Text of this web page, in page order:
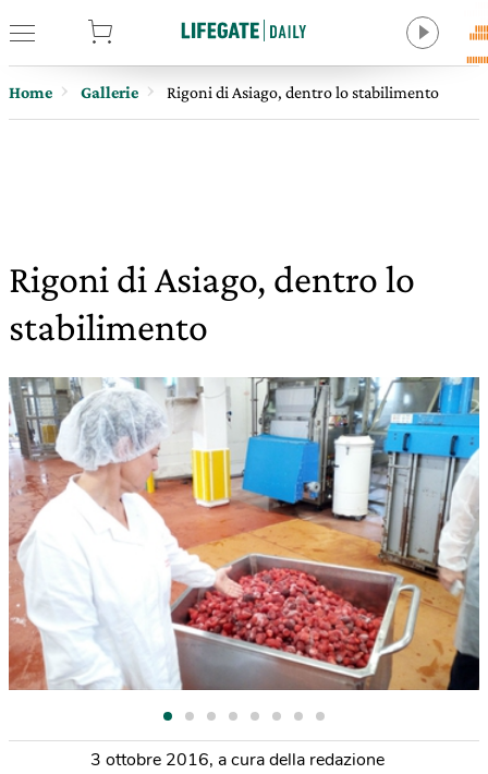
Home Gallerie Rigoni di Asiago, dentro lo stabilimento
Rigoni di Asiago, dentro lo
stabilimento
3 ottobre 2016, a cura della redazione